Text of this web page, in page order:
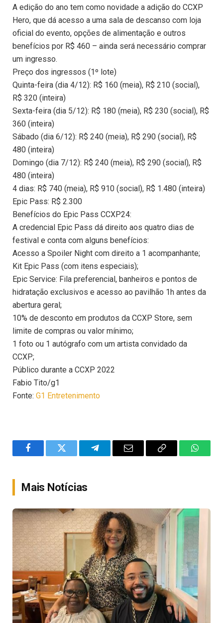
A edição do ano tem como novidade a adição do CCXP
Hero, que dá acesso a uma sala de descanso com loja
oficial do evento, opções de alimentação e outros
benefícios por R$ 460 – ainda será necessário comprar
um ingresso.
Preço dos ingressos (1º lote)
Quinta-feira (dia 4/12): R$ 160 (meia), R$ 210 (social),
R$ 320 (inteira)
Sexta-feira (dia 5/12): R$ 180 (meia), R$ 230 (social), R$
360 (inteira)
Sábado (dia 6/12): R$ 240 (meia), R$ 290 (social), R$
480 (inteira)
Domingo (dia 7/12): R$ 240 (meia), R$ 290 (social), R$
480 (inteira)
4 dias: R$ 740 (meia), R$ 910 (social), R$ 1.480 (inteira)
Epic Pass: R$ 2.300
Benefícios do Epic Pass CCXP24:
A credencial Epic Pass dá direito aos quatro dias de
festival e conta com alguns benefícios:
Acesso a Spoiler Night com direito a 1 acompanhante;
Kit Epic Pass (com itens especiais);
Epic Service: Fila preferencial, banheiros e pontos de
hidratação exclusivos e acesso ao pavilhão 1h antes da
abertura geral;
10% de desconto em produtos da CCXP Store, sem
limite de compras ou valor mínimo;
1 foto ou 1 autógrafo com um artista convidado da
CCXP;
Público durante a CCXP 2022
Fabio Tito/g1
Fonte: G1 Entretenimento
FacebookTwitter TelegramEmail
Copy
Mais Notícias